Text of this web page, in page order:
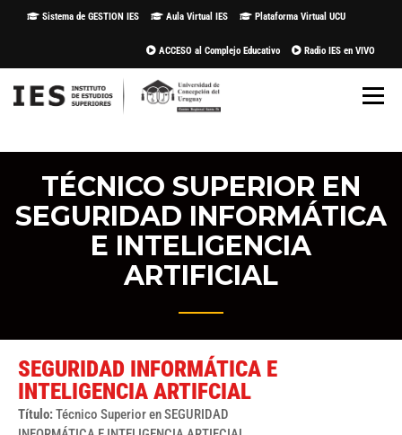
Sistema de GESTION IES Aula Virtual IES Plataforma Virtual UCU
ACCESO al Complejo Educativo Radio IES en VIVO
TÉCNICO SUPERIOR EN
SEGURIDAD INFORMÁTICA
E INTELIGENCIA
ARTIFICIAL
SEGURIDAD INFORMÁTICA E
INTELIGENCIA ARTIFCIAL
Título:Técnico Superior en SEGURIDAD